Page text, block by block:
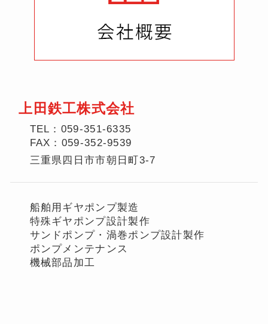
上田鉄工株式会社
TEL：059-351-6335
FAX：059-352-9539
三重県四日市市朝日町3-7
船舶用ギヤポンプ製造
特殊ギヤポンプ設計製作
サンドポンプ・渦巻ポンプ設計製作
ポンプメンテナンス
機械部品加工